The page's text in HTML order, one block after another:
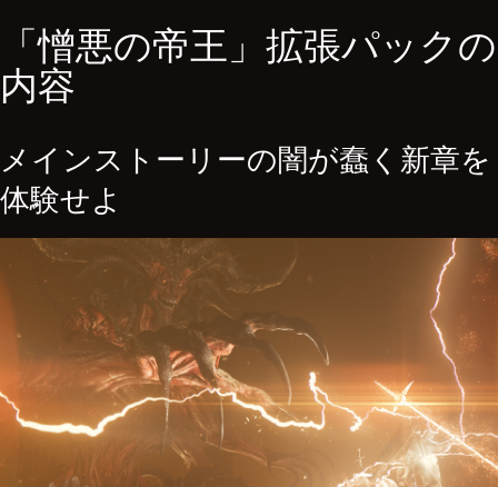
「憎悪の帝王」拡張パックの
内容
メインストーリーの闇が蠢く新章を
体験せよ